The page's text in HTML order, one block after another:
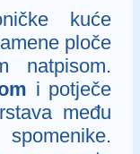
kuće
ploče
natpisom.
i potječe
među